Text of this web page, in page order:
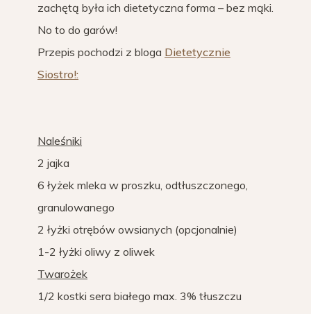
zachętą była ich dietetyczna forma – bez mąki.
No to do garów!
Przepis pochodzi z bloga Dietetycznie
Siostro!:
Naleśniki
2 jajka
6 łyżek mleka w proszku, odtłuszczonego,
granulowanego
2 łyżki otrębów owsianych (opcjonalnie)
1-2 łyżki oliwy z oliwek
Twarożek
1/2 kostki sera białego max. 3% tłuszczu